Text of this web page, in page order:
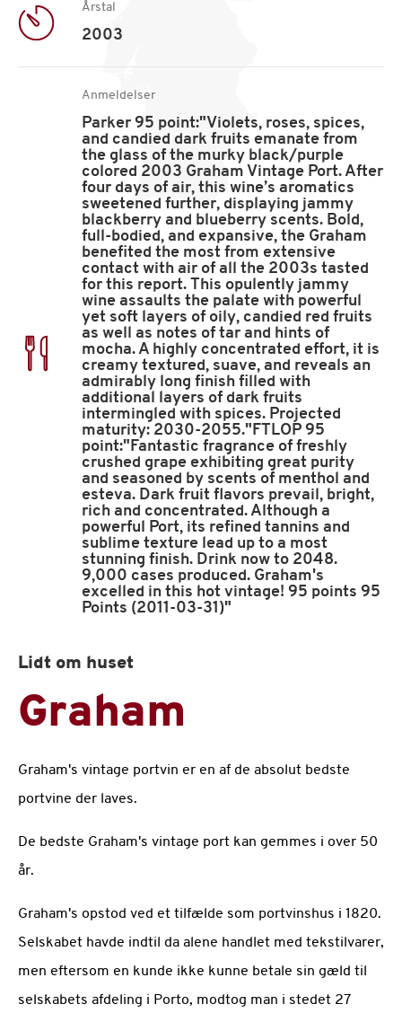
Årstal
2003
Anmeldelser
Parker 95 point:"Violets, roses, spices,
and candied dark fruits emanate from
the glass of the murky black/purple
colored 2003 Graham Vintage Port. After
four days of air, this wine’s aromatics
sweetened further, displaying jammy
blackberry and blueberry scents. Bold,
full-bodied, and expansive, the Graham
benefited the most from extensive
contact with air of all the 2003s tasted
for this report. This opulently jammy
wine assaults the palate with powerful
yet soft layers of oily, candied red fruits
as well as notes of tar and hints of
mocha. A highly concentrated effort, it is
creamy textured, suave, and reveals an
admirably long finish filled with
additional layers of dark fruits
intermingled with spices. Projected
maturity: 2030-2055."FTLOP 95
point:"Fantastic fragrance of freshly
crushed grape exhibiting great purity
and seasoned by scents of menthol and
esteva. Dark fruit flavors prevail, bright,
rich and concentrated. Although a
powerful Port, its refined tannins and
sublime texture lead up to a most
stunning finish. Drink now to 2048.
9,000 cases produced. Graham's
excelled in this hot vintage! 95 points 95
Points (2011-03-31)"
Lidt om huset
Graham
Graham's vintage portvin er en af de absolut bedste
portvine der laves.
De bedste Graham's vintage port kan gemmes i over 50
år.
Graham's opstod ved et tilfælde som portvinshus i 1820.
Selskabet havde indtil da alene handlet med tekstilvarer,
men eftersom en kunde ikke kunne betale sin gæld til
selskabets afdeling i Porto, modtog man i stedet 27